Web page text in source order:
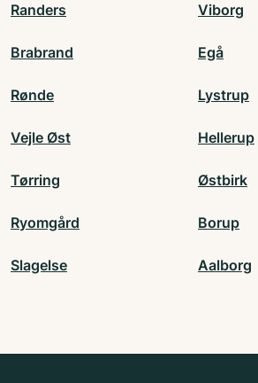
Randers Viborg
Brabrand Egå
Rønde Lystrup
Vejle Øst Hellerup
Tørring Østbirk
Ryomgård Borup
Slagelse Aalborg